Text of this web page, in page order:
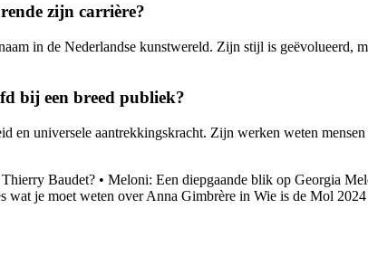
zijn carrière?
in de Nederlandse kunstwereld. Zijn stijl is geëvolueerd,
bij een breed publiek?
universele aantrekkingskracht. Zijn werken weten
Baudet? • Meloni: Een diepgaande blik op Georgia
wat je moet weten over Anna Gimbrère in Wie is de Mol 2024